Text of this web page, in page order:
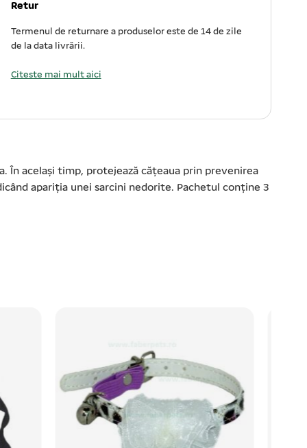
Retur
Termenul de returnare a produselor este de 14 de zile
de la data livrării.
Citeste mai mult aici
În același timp, protejează cățeaua prin prevenirea
apariția unei sarcini nedorite. Pachetul conține 3